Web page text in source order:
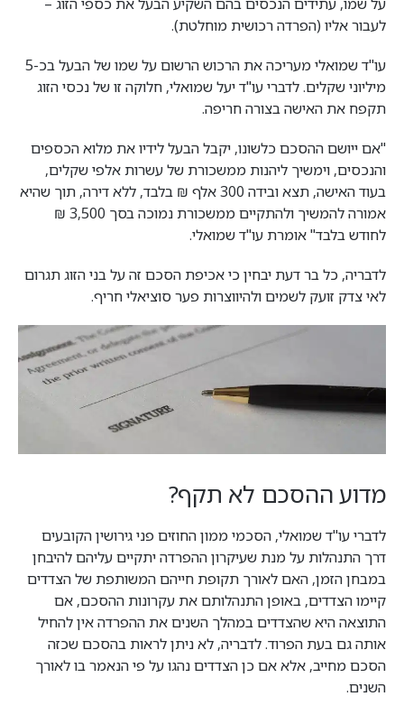
לעבור אליו (הפרדה רכושית מוחלטת).
עו"ד שמואלי מעריכה את הרכוש הרשום על שמו של הבעל בכ-5
מיליוני שקלים. לדברי עו"ד יעל שמואלי, חלוקה זו של נכסי הזוג
תקפח את האישה בצורה חריפה.
"אם ייושם ההסכם כלשונו, יקבל הבעל לידיו את מלוא הכספים
והנכסים, וימשיך ליהנות ממשכורת של עשרות אלפי שקלים,
בעוד האישה, תצא ובידה 300 אלף ₪ בלבד, ללא דירה, תוך שהיא
אמורה להמשיך ולהתקיים ממשכורת נמוכה בסך 3,500 ₪
לחודש בלבד" אומרת עו"ד שמואלי.
לדבריה, כל בר דעת יבחין כי אכיפת הסכם זה על בני הזוג תגרום
לאי צדק זועק לשמים ולהיווצרות פער סוציאלי חריף.
מדוע ההסכם לא תקף?
לדברי עו"ד שמואלי, הסכמי ממון החוזים פני גירושין הקובעים
דרך התנהלות על מנת שעיקרון ההפרדה יתקיים עליהם להיבחן
במבחן הזמן, האם לאורך תקופת חייהם המשותפת של הצדדים
קיימו הצדדים, באופן התנהלותם את עקרונות ההסכם, אם
התוצאה היא שהצדדים במהלך השנים את ההפרדה אין להחיל
אותה גם בעת הפרוד. לדבריה, לא ניתן לראות בהסכם שכזה
הסכם מחייב, אלא אם כן הצדדים נהגו על פי הנאמר בו לאורך
השנים.